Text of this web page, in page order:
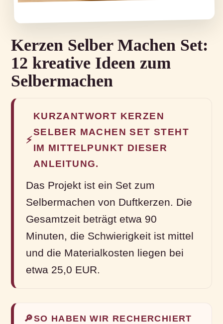
Kerzen Selber Machen Set:
12 kreative Ideen zum
Selbermachen
⚡
KURZANTWORT KERZEN
SELBER MACHEN SET STEHT
IM MITTELPUNKT DIESER
ANLEITUNG.
Das Projekt ist ein Set zum
Selbermachen von Duftkerzen. Die
Gesamtzeit beträgt etwa 90
Minuten, die Schwierigkeit ist mittel
und die Materialkosten liegen bei
etwa 25,0 EUR.
🔎SO HABEN WIR RECHERCHIERT